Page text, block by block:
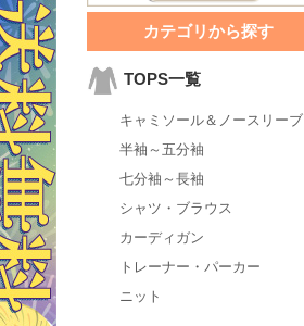
カテゴリから探す
TOPS一覧
キャミソール＆ノースリーブ
半袖～五分袖
七分袖～長袖
シャツ・ブラウス
カーディガン
トレーナー・パーカー
ニット